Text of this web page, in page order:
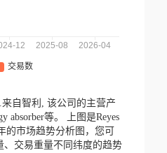
来自智利, 该公司的主营产
absorber等。
上图是Reyes
的市场趋势分析图，您可
、交易重量不同纬度的趋势